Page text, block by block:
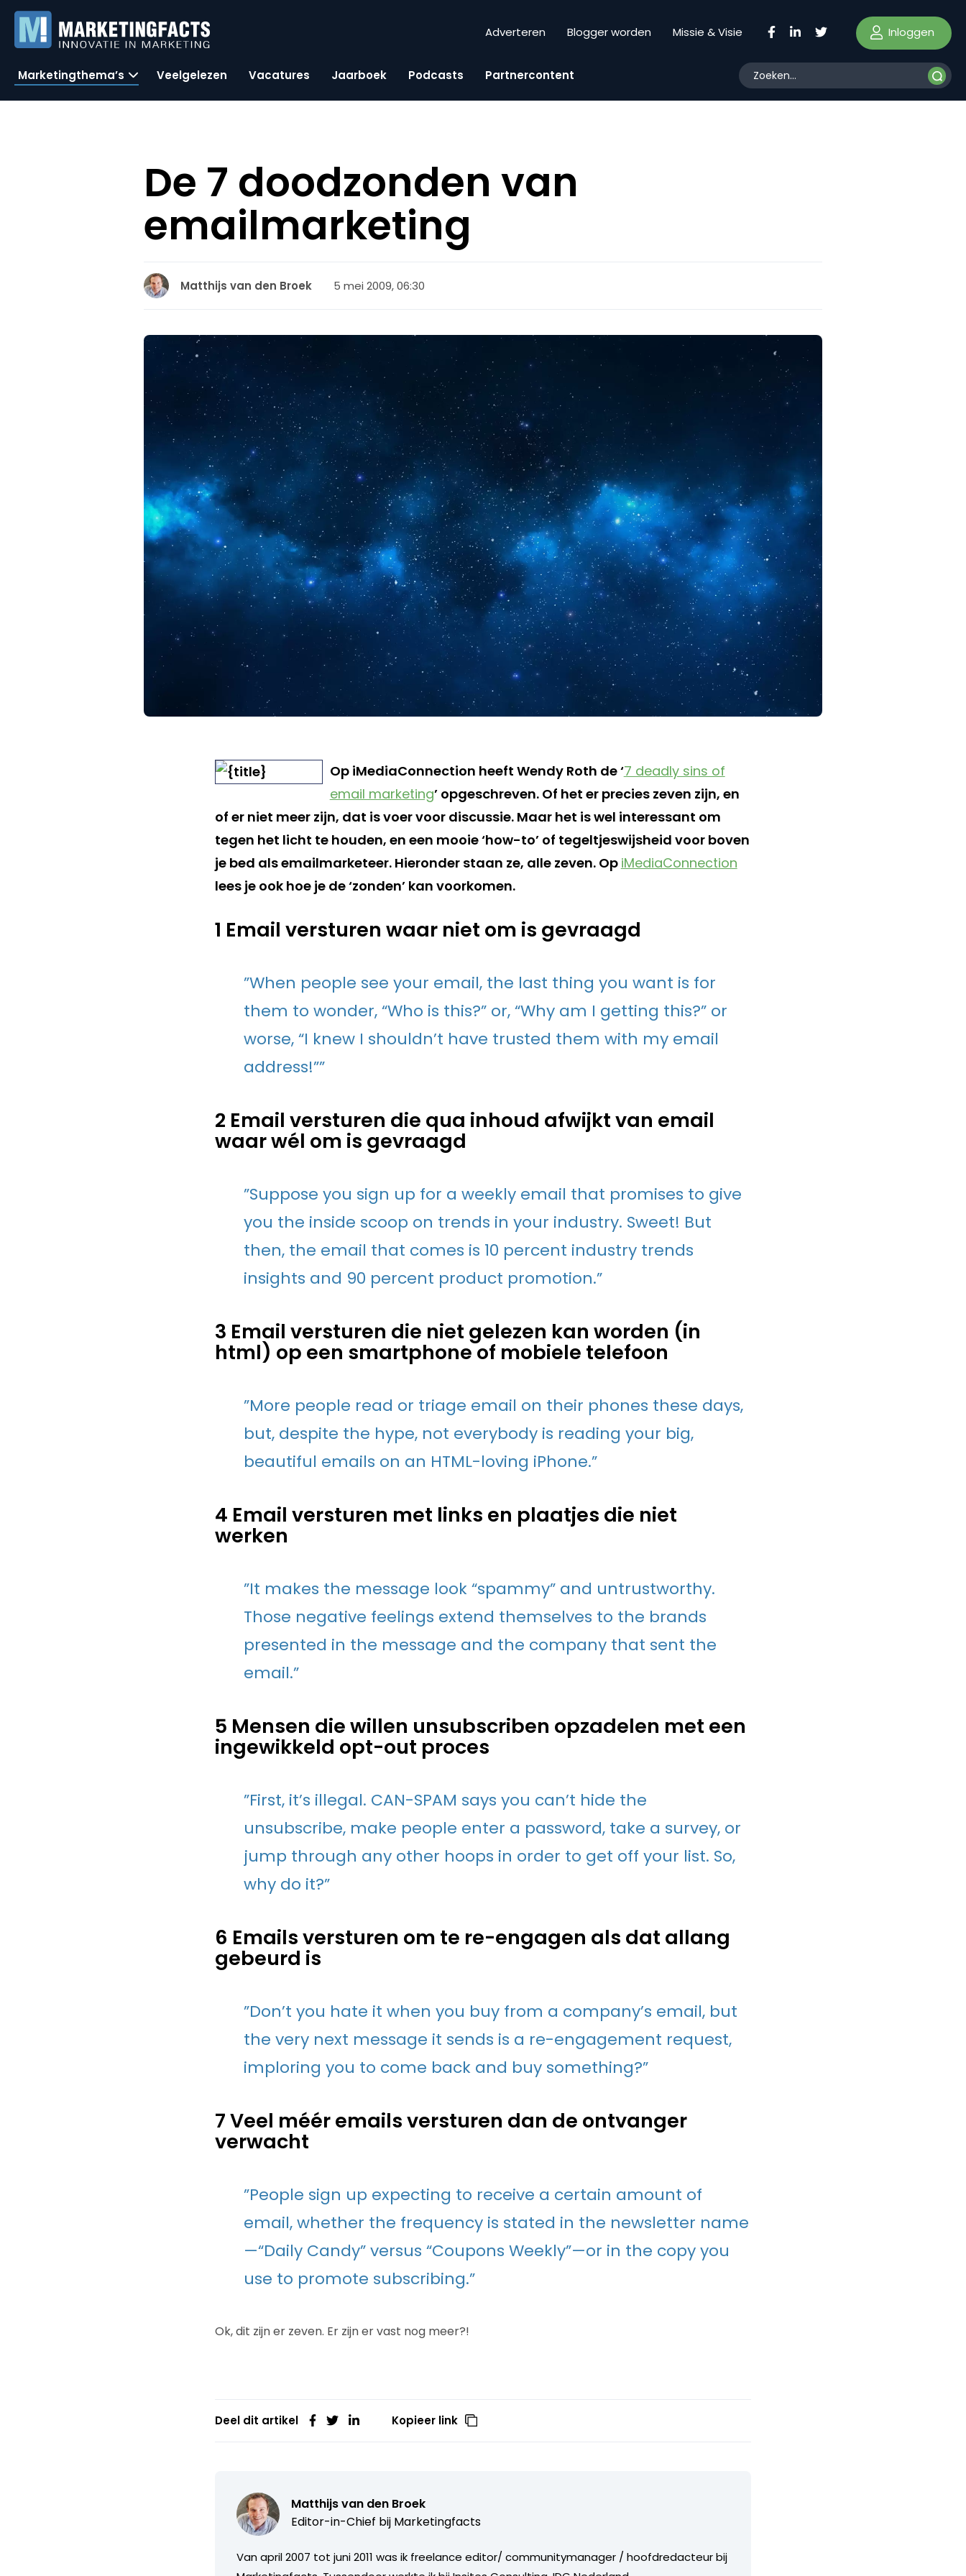
Adverteren Blogger worden Missie & Visie Inloggen
Marketingthema’s Veelgelezen Vacatures Jaarboek Podcasts Partnercontent
De 7 doodzonden van
emailmarketing
Matthijs van den Broek 5 mei 2009, 06:30
Op iMediaConnection heeft Wendy Roth de ‘7 deadly sins of
email marketing’ opgeschreven. Of het er precies zeven zijn, en
of er niet meer zijn, dat is voer voor discussie. Maar het is wel interessant om
tegen het licht te houden, en een mooie ‘how-to’ of tegeltjeswijsheid voor boven
je bed als emailmarketeer. Hieronder staan ze, alle zeven. Op iMediaConnection
lees je ook hoe je de ‘zonden’ kan voorkomen.
1 Email versturen waar niet om is gevraagd
”When people see your email, the last thing you want is for
them to wonder, “Who is this?” or, “Why am I getting this?” or
worse, “I knew I shouldn’t have trusted them with my email
address!””
2 Email versturen die qua inhoud afwijkt van email
waar wél om is gevraagd
”Suppose you sign up for a weekly email that promises to give
you the inside scoop on trends in your industry. Sweet! But
then, the email that comes is 10 percent industry trends
insights and 90 percent product promotion.”
3 Email versturen die niet gelezen kan worden (in
html) op een smartphone of mobiele telefoon
”More people read or triage email on their phones these days,
but, despite the hype, not everybody is reading your big,
beautiful emails on an HTML-loving iPhone.”
4 Email versturen met links en plaatjes die niet
werken
”It makes the message look “spammy” and untrustworthy.
Those negative feelings extend themselves to the brands
presented in the message and the company that sent the
email.”
5 Mensen die willen unsubscriben opzadelen met een
ingewikkeld opt-out proces
”First, it’s illegal. CAN-SPAM says you can’t hide the
unsubscribe, make people enter a password, take a survey, or
jump through any other hoops in order to get off your list. So,
why do it?”
6 Emails versturen om te re-engagen als dat allang
gebeurd is
”Don’t you hate it when you buy from a company’s email, but
the very next message it sends is a re-engagement request,
imploring you to come back and buy something?”
7 Veel méér emails versturen dan de ontvanger
verwacht
”People sign up expecting to receive a certain amount of
email, whether the frequency is stated in the newsletter name
—“Daily Candy” versus “Coupons Weekly”—or in the copy you
use to promote subscribing.”
Ok, dit zijn er zeven. Er zijn er vast nog meer?!
Deel dit artikel Kopieer link
Matthijs van den Broek
Editor-in-Chief bij Marketingfacts
Van april 2007 tot juni 2011 was ik freelance editor/ communitymanager / hoofdredacteur bij